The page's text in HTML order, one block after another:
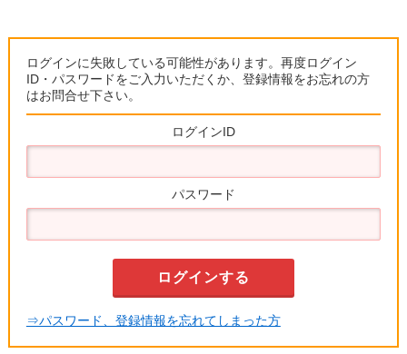
ログインに失敗している可能性があります。再度ログイン
ID・パスワードをご入力いただくか、登録情報をお忘れの方
はお問合せ下さい。
ログインID
パスワード
⇒パスワード、登録情報を忘れてしまった方